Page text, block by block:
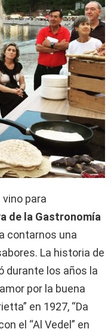
para
de la Gastronomía
contarnos una
La historia de
durante los años la
por la buena
en 1927, “Da
el “Al Vedel” en